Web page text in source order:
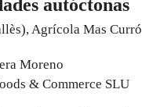
autóctonas
Agrícola Mas Curró
Moreno
& Commerce SLU